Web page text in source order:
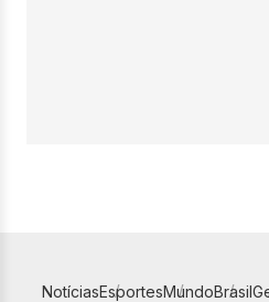
NotíciasEsportesMundoBrasil